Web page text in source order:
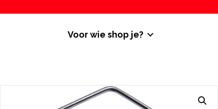
Voor wie shop je?